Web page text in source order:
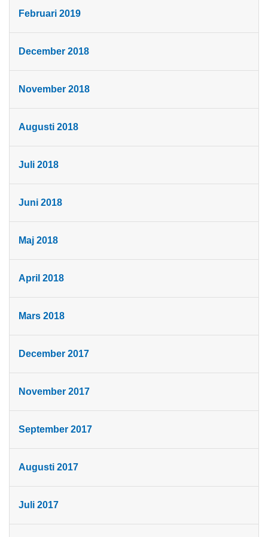
Februari 2019
December 2018
November 2018
Augusti 2018
Juli 2018
Juni 2018
Maj 2018
April 2018
Mars 2018
December 2017
November 2017
September 2017
Augusti 2017
Juli 2017